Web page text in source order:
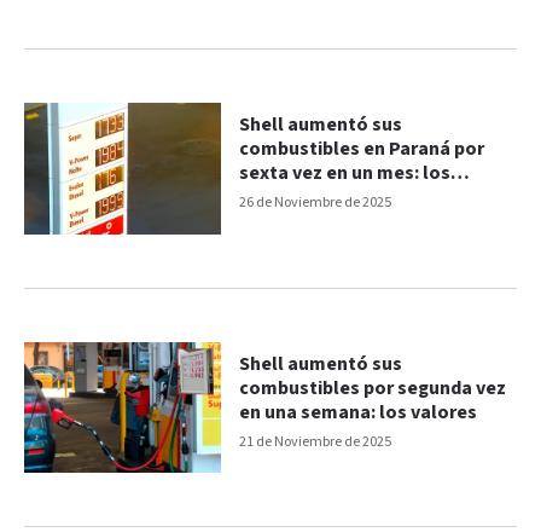
26 de Noviembre de 2025
Shell aumentó sus
combustibles en Paraná por
sexta vez en un mes: los
nuevos valores
21 de Noviembre de 2025
Shell aumentó sus
combustibles por segunda vez
en una semana: los valores